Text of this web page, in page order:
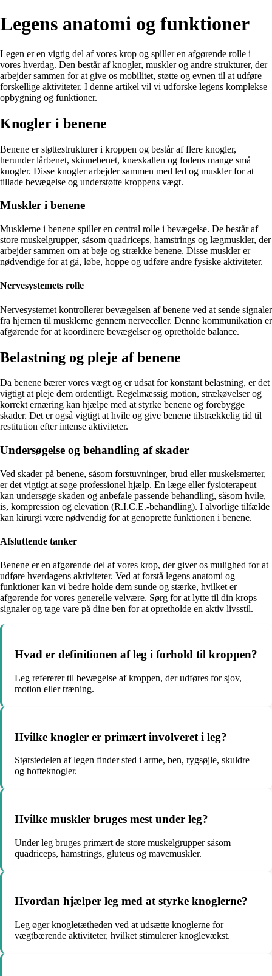
Legens anatomi og funktioner
Legen er en vigtig del af vores krop og spiller en afgørende rolle i
vores hverdag. Den består af knogler, muskler og andre strukturer, der
arbejder sammen for at give os mobilitet, støtte og evnen til at udføre
forskellige aktiviteter. I denne artikel vil vi udforske legens komplekse
opbygning og funktioner.
Knogler i benene
Benene er støttestrukturer i kroppen og består af flere knogler,
herunder lårbenet, skinnebenet, knæskallen og fodens mange små
knogler. Disse knogler arbejder sammen med led og muskler for at
tillade bevægelse og understøtte kroppens vægt.
Muskler i benene
Musklerne i benene spiller en central rolle i bevægelse. De består af
store muskelgrupper, såsom quadriceps, hamstrings og lægmuskler, der
arbejder sammen om at bøje og strække benene. Disse muskler er
nødvendige for at gå, løbe, hoppe og udføre andre fysiske aktiviteter.
Nervesystemets rolle
Nervesystemet kontrollerer bevægelsen af benene ved at sende signaler
fra hjernen til musklerne gennem nerveceller. Denne kommunikation er
afgørende for at koordinere bevægelser og opretholde balance.
Belastning og pleje af benene
Da benene bærer vores vægt og er udsat for konstant belastning, er det
vigtigt at pleje dem ordentligt. Regelmæssig motion, strækøvelser og
korrekt ernæring kan hjælpe med at styrke benene og forebygge
skader. Det er også vigtigt at hvile og give benene tilstrækkelig tid til
restitution efter intense aktiviteter.
Undersøgelse og behandling af skader
Ved skader på benene, såsom forstuvninger, brud eller muskelsmerter,
er det vigtigt at søge professionel hjælp. En læge eller fysioterapeut
kan undersøge skaden og anbefale passende behandling, såsom hvile,
is, kompression og elevation (R.I.C.E.-behandling). I alvorlige tilfælde
kan kirurgi være nødvendig for at genoprette funktionen i benene.
Afsluttende tanker
Benene er en afgørende del af vores krop, der giver os mulighed for at
udføre hverdagens aktiviteter. Ved at forstå legens anatomi og
funktioner kan vi bedre holde dem sunde og stærke, hvilket er
afgørende for vores generelle velvære. Sørg for at lytte til din krops
signaler og tage vare på dine ben for at opretholde en aktiv livsstil.
Hvad er definitionen af leg i forhold til kroppen?
Leg refererer til bevægelse af kroppen, der udføres for sjov,
motion eller træning.
Hvilke knogler er primært involveret i leg?
Størstedelen af legen finder sted i arme, ben, rygsøjle, skuldre
og hofteknogler.
Hvilke muskler bruges mest under leg?
Under leg bruges primært de store muskelgrupper såsom
quadriceps, hamstrings, gluteus og mavemuskler.
Hvordan hjælper leg med at styrke knoglerne?
Leg øger knogletætheden ved at udsætte knoglerne for
vægtbærende aktiviteter, hvilket stimulerer knoglevækst.